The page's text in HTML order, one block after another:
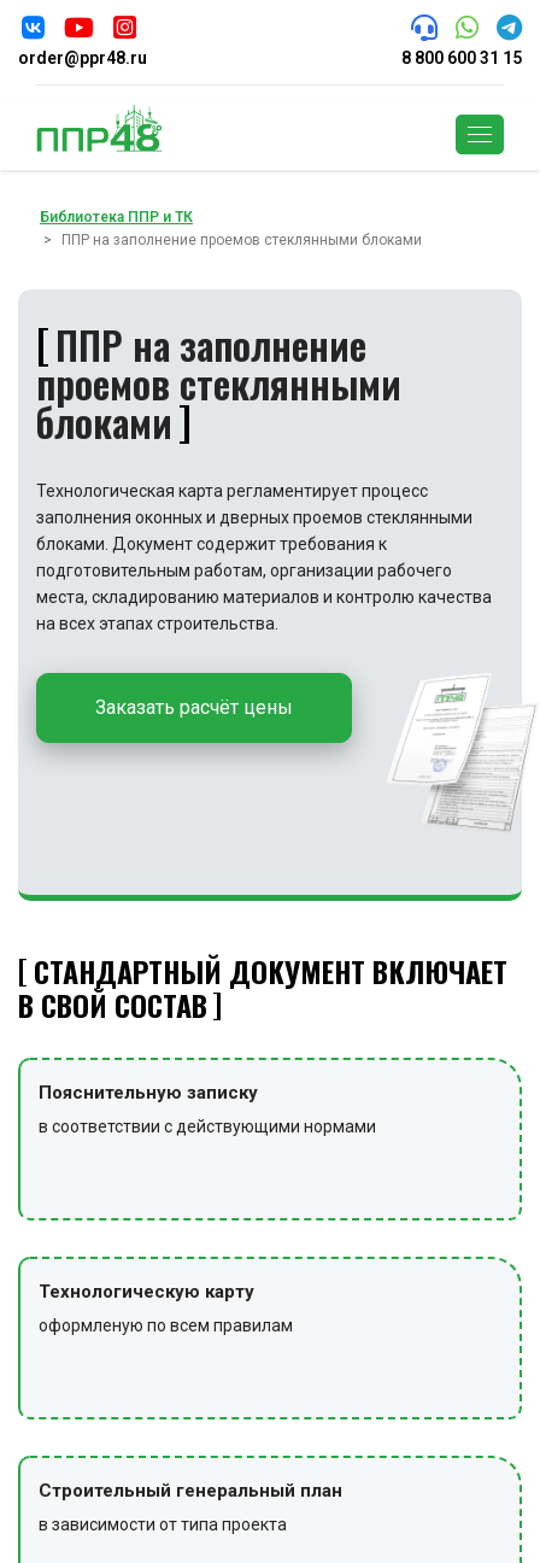
order@ppr48.ru 8 800 600 31 15
Библиотека ППР и ТК
ППР на заполнение проемов стеклянными блоками
ППР на заполнение
проемов стеклянными
блоками
Технологическая карта регламентирует процесс
заполнения оконных и дверных проемов стеклянными
блоками. Документ содержит требования к
подготовительным работам, организации рабочего
места, складированию материалов и контролю качества
на всех этапах строительства.
Заказать расчёт цены
СТАНДАРТНЫЙ ДОКУМЕНТ ВКЛЮЧАЕТ
В СВОЙ СОСТАВ
Пояснительную записку
в соответствии с действующими нормами
Технологическую карту
оформленую по всем правилам
Строительный генеральный план
в зависимости от типа проекта